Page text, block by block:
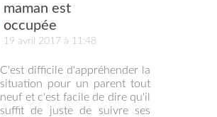
maman est
occupée
19 avril 2017 à 11:48
C'est difficile d'appréhender la
situation pour un parent tout
neuf et c'est facile de dire qu'il
suffit de juste de suivre ses